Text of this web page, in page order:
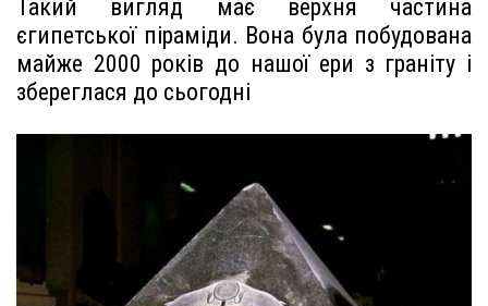
Такий вигляд має верхня частина
єгипетської піраміди. Вона була побудована
майже 2000 років до нашої ери з граніту і
збереглася до сьогодні